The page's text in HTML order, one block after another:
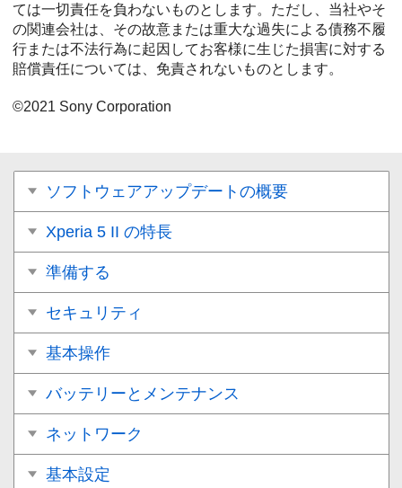
ては一切責任を負わないものとします。ただし、当社やそ
の関連会社は、その故意または重大な過失による債務不履
行または不法行為に起因してお客様に生じた損害に対する
賠償責任については、免責されないものとします。
©2021 Sony Corporation
ソフトウェアアップデートの概要
Xperia 5 II の特長
準備する
セキュリティ
基本操作
バッテリーとメンテナンス
ネットワーク
基本設定